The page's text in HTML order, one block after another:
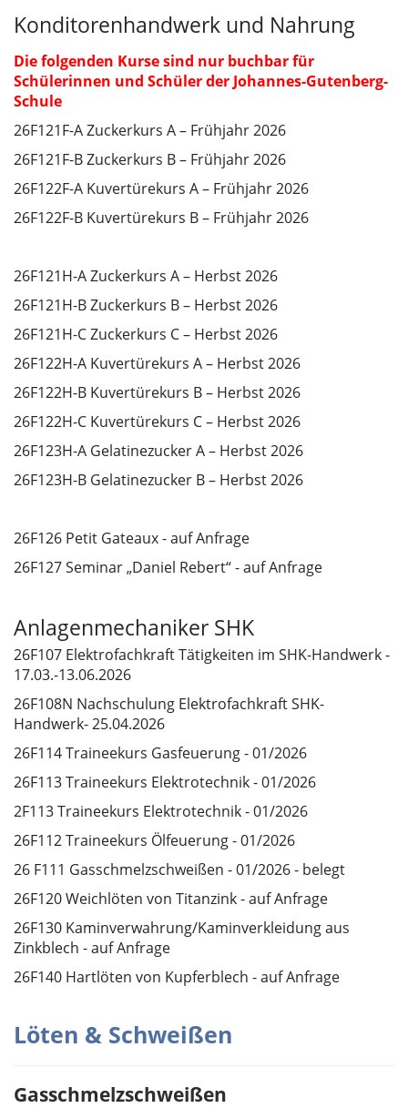
Konditorenhandwerk und Nahrung
Die folgenden Kurse sind nur buchbar für
Schülerinnen und Schüler der Johannes-Gutenberg-
Schule
26F121F-A Zuckerkurs A – Frühjahr 2026
26F121F-B Zuckerkurs B – Frühjahr 2026
26F122F-A Kuvertürekurs A – Frühjahr 2026
26F122F-B Kuvertürekurs B – Frühjahr 2026
26F121H-A Zuckerkurs A – Herbst 2026
26F121H-B Zuckerkurs B – Herbst 2026
26F121H-C Zuckerkurs C – Herbst 2026
26F122H-A Kuvertürekurs A – Herbst 2026
26F122H-B Kuvertürekurs B – Herbst 2026
26F122H-C Kuvertürekurs C – Herbst 2026
26F123H-A Gelatinezucker A – Herbst 2026
26F123H-B Gelatinezucker B – Herbst 2026
26F126 Petit Gateaux - auf Anfrage
26F127 Seminar „Daniel Rebert“ - auf Anfrage
Anlagenmechaniker SHK
26F107 Elektrofachkraft Tätigkeiten im SHK-Handwerk -
17.03.-13.06.2026
26F108N Nachschulung Elektrofachkraft SHK-
Handwerk- 25.04.2026
26F114 Traineekurs Gasfeuerung - 01/2026
26F113 Traineekurs Elektrotechnik - 01/2026
2F113 Traineekurs Elektrotechnik - 01/2026
26F112 Traineekurs Ölfeuerung - 01/2026
26 F111 Gasschmelzschweißen - 01/2026 - belegt
26F120 Weichlöten von Titanzink - auf Anfrage
26F130 Kaminverwahrung/Kaminverkleidung aus
Zinkblech - auf Anfrage
26F140 Hartlöten von Kupferblech - auf Anfrage
Löten & Schweißen
Gasschmelzschweißen